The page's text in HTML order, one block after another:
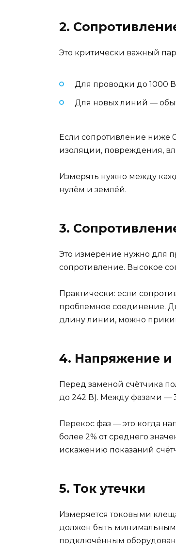
2.
Это критически важный
Для проводки до 1000
Для новых линий —
Если сопротивление ниже
изоляции, повреждения,
Измерять нужно между
нулём и землёй.
3.
Это измерение нужно для
сопротивление. Высокое
Практически: если
проблемное соединение.
длину линии, можно
4. Напряжение и
Перед заменой счётчика
до 242 В). Между фазами —
Перекос фаз — это когда
более 2% от среднего
искажению показаний
5. Ток утечки
Измеряется токовыми
должен быть
подключённым